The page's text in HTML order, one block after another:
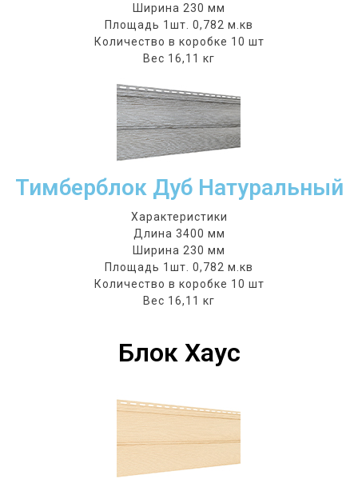
Ширина 230 мм
Площадь 1шт. 0,782 м.кв
Количество в коробке 10 шт
Вес 16,11 кг
Тимберблок Дуб Натуральный
Характеристики
Длина 3400 мм
Ширина 230 мм
Площадь 1шт. 0,782 м.кв
Количество в коробке 10 шт
Вес 16,11 кг
Блок Хаус